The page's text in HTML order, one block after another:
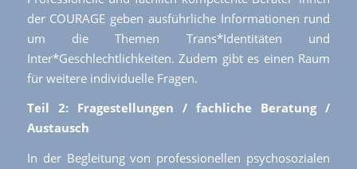
der COURAGE geben ausführliche Informationen rund
um die Themen Trans*Identitäten und
Inter*Geschlechtlichkeiten. Zudem gibt es einen Raum
für weitere individuelle Fragen.
Teil 2: Fragestellungen / fachliche Beratung /
Austausch
In der Begleitung von professionellen psychosozialen